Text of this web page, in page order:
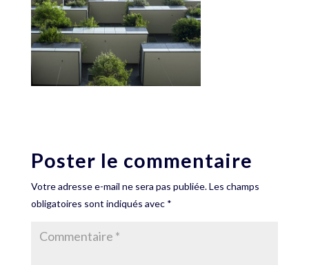
Poster le commentaire
Votre adresse e-mail ne sera pas publiée.Les champs
obligatoires sont indiqués avec *